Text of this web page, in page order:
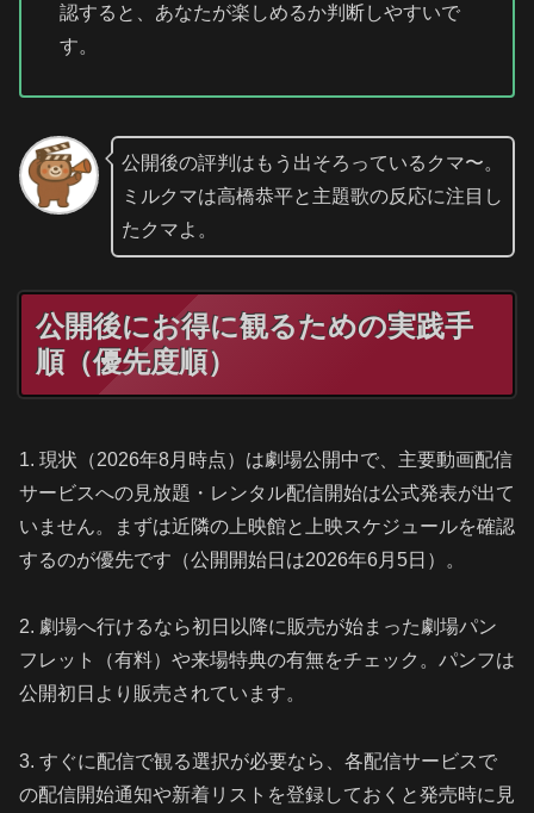
認すると、あなたが楽しめるか判断しやすいで
す。
公開後の評判はもう出そろっているクマ〜。
ミルクマは高橋恭平と主題歌の反応に注目し
たクマよ。
公開後にお得に観るための実践手
順（優先度順）
1. 現状（2026年8月時点）は劇場公開中で、主要動画配信
サービスへの見放題・レンタル配信開始は公式発表が出て
いません。まずは近隣の上映館と上映スケジュールを確認
するのが優先です（公開開始日は2026年6月5日）。
2. 劇場へ行けるなら初日以降に販売が始まった劇場パン
フレット（有料）や来場特典の有無をチェック。パンフは
公開初日より販売されています。
3. すぐに配信で観る選択が必要なら、各配信サービスで
の配信開始通知や新着リストを登録しておくと発売時に見